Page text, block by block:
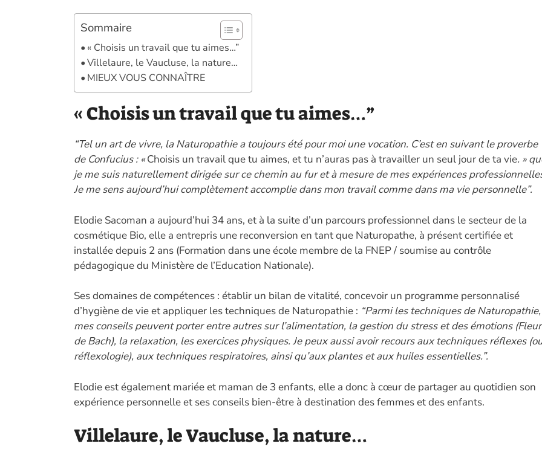
Sommaire
« Choisis un travail que tu aimes…”
Villelaure, le Vaucluse, la nature…
MIEUX VOUS CONNAÎTRE
« Choisis un travail que tu aimes…”
“Tel un art de vivre, la Naturopathie a toujours été pour moi une vocation. C’est en suivant le proverbe
de Confucius : «Choisis un travail que tu aimes, et tu n’auras pas à travailler un seul jour de ta vie. »
je me suis naturellement dirigée sur ce chemin au fur et à mesure de mes expériences
Je me sens aujourd’hui complètement accomplie dans mon travail comme dans ma vie personnelle”.
Elodie Sacoman a aujourd’hui 34 ans, et à la suite d’un parcours professionnel dans le secteur de la
cosmétique Bio, elle a entrepris une reconversion en tant que Naturopathe, à présent certifiée et
installée depuis 2 ans (Formation dans une école membre de la FNEP / soumise au contrôle
pédagogique du Ministère de l’Education Nationale).
Ses domaines de compétences : établir un bilan de vitalité, concevoir un programme personnalisé
d’hygiène de vie et appliquer les techniques de Naturopathie : “Parmi les techniques de Naturopathie,
mes conseils peuvent porter entre autres sur l’alimentation, la gestion du stress et des émotions
de Bach), la relaxation, les exercices physiques. Je peux aussi avoir recours aux techniques réflexes
réflexologie), aux techniques respiratoires, ainsi qu’aux plantes et aux huiles essentielles.”.
Elodie est également mariée et maman de 3 enfants, elle a donc à cœur de partager au quotidien son
expérience personnelle et ses conseils bien-être à destination des femmes et des enfants.
Villelaure, le Vaucluse, la nature…